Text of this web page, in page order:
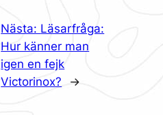
Nästa: Läsarfråga:
Hur känner man
igen en fejk
Victorinox?
→